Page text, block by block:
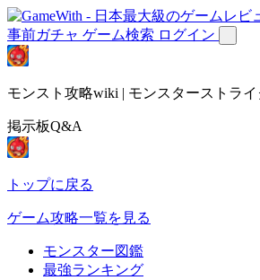
事前ガチャ ゲーム検索 ログイン
モンスト攻略wiki | モンスターストラ
掲示板Q&A
トップに戻る
ゲーム攻略一覧を見る
モンスター図鑑
最強ランキング